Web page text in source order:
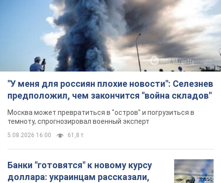
"У меня для россиян плохие новости": Селезнев
предположил, чем закончится "война складов"
Москва может превратиться в "остров" и погрузиться в
темноту, спрогнозировал военный эксперт
5.08.2026 16:00 61,8 т.
Банки "готовятся" к новому курсу
доллара: украинцам рассказали,